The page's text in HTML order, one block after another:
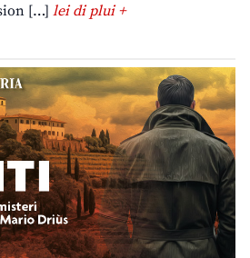
[…] lei di plui +